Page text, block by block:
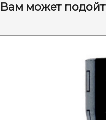
Вам может